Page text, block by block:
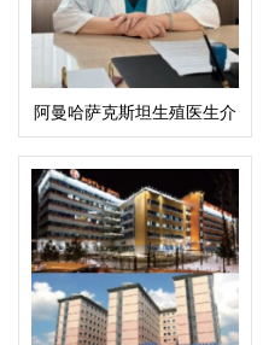
阿曼哈萨克斯坦生殖医生介
绍：科潘巴斯科娃·拉伊哈
恩·乌斯塔巴耶夫娜